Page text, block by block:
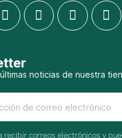
noticias de nuestra
recibir correos electrónicos y